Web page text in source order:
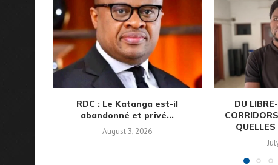
RDC : Le Katanga est-il
abandonné et privé...
August 3, 2026
DU